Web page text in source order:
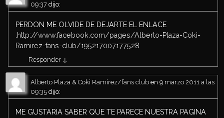
09:37 dijo:
PERDON ME OLVIDE DE DEJARTE EL ENLACE
http://www.facebook.com/pages/Alberto-Plaza-Coki-
Ramirez-fans-club/195217007177528
Responder ↓
Alberto Plaza & Coki Ramirez/fans club en 9 marzo 2011 a las
09:35 dijo:
ME GUSTARIA SABER QUE TE PARECE NUESTRA PAGINA